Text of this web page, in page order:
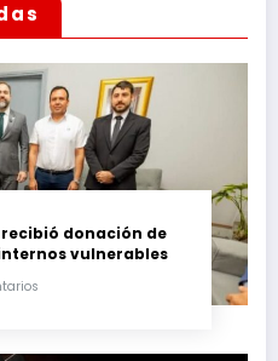
donación de
vulnerables